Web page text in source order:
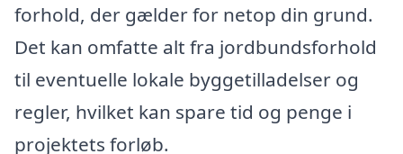
forhold, der gælder for netop din grund.
Det kan omfatte alt fra jordbundsforhold
til eventuelle lokale byggetilladelser og
regler, hvilket kan spare tid og penge i
projektets forløb.